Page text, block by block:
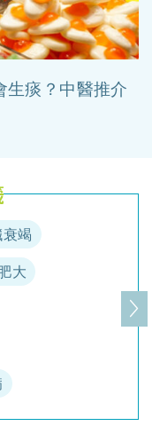
生痰？中醫推介
竭
大
下